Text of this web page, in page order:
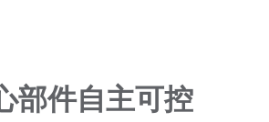
部件自主可控